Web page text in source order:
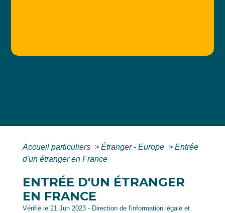
Accueil particuliers > Étranger - Europe > Entrée
d'un étranger en France
ENTRÉE D'UN ÉTRANGER
EN FRANCE
Vérifié le 21 Jun 2023 - Direction de l'information légale et